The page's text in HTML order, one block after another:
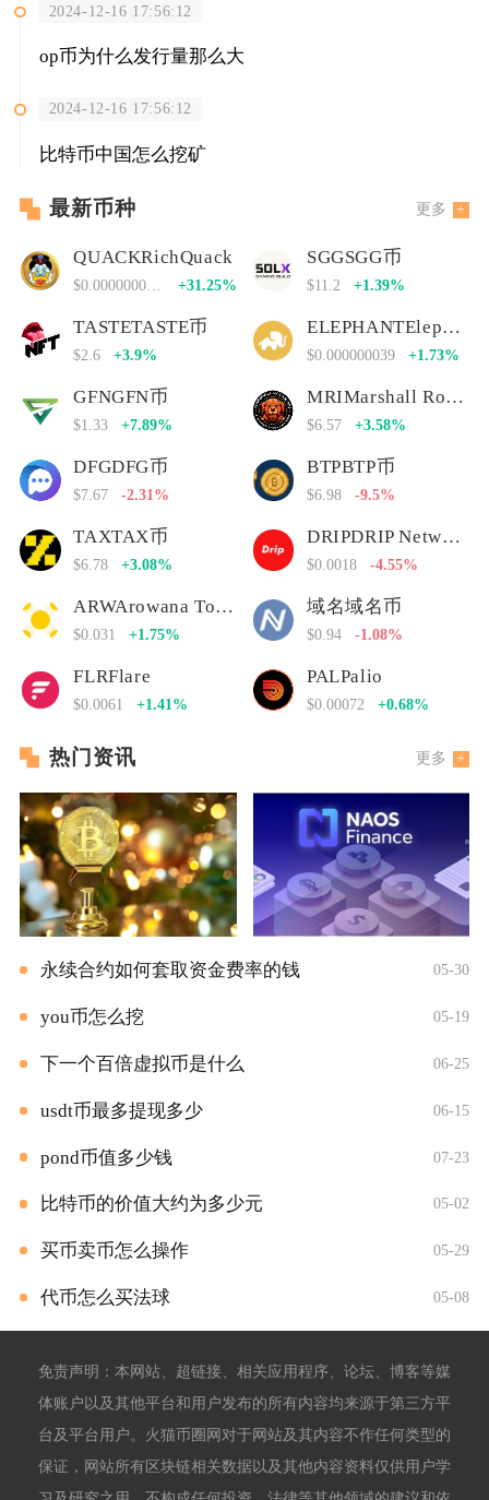
2024-12-16 17:56:12
op币为什么发行量那么大
2024-12-16 17:56:12
比特币中国怎么挖矿
最新币种 更多
QUACKRichQuack
$0.00000000000 +31.25%
SGGSGG币
$11.2 +1.39%
TASTETASTE币
$2.6 +3.9%
ELEPHANTElephant Money
$0.000000039 +1.73%
GFNGFN币
$1.33 +7.89%
MRIMarshall Rogan Inu
$6.57 +3.58%
DFGDFG币
$7.67 -2.31%
BTPBTP币
$6.98 -9.5%
TAXTAX币
$6.78 +3.08%
DRIPDRIP Network
$0.0018 -4.55%
ARWArowana Token
$0.031 +1.75%
域名域名币
$0.94 -1.08%
FLRFlare
$0.0061 +1.41%
PALPalio
$0.00072 +0.68%
热门资讯 更多
永续合约如何套取资金费率的钱 05-30
you币怎么挖 05-19
下一个百倍虚拟币是什么 06-25
usdt币最多提现多少 06-15
pond币值多少钱 07-23
比特币的价值大约为多少元 05-02
买币卖币怎么操作 05-29
代币怎么买法球 05-08
免责声明：本网站、超链接、相关应用程序、论坛、博客等媒
体账户以及其他平台和用户发布的所有内容均来源于第三方平
台及平台用户。火猫币圈网对于网站及其内容不作任何类型的
保证，网站所有区块链相关数据以及其他内容资料仅供用户学